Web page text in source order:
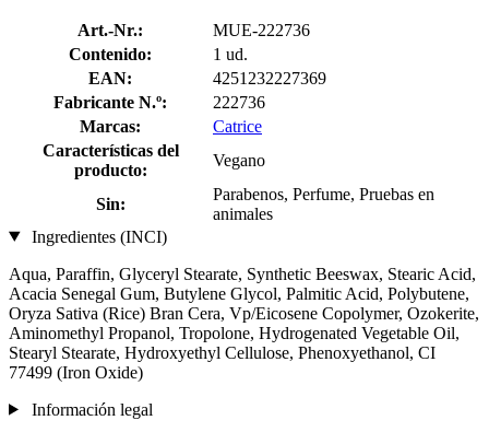
Art.-Nr.:
MUE-222736
Contenido:
1 ud.
EAN:
4251232227369
Fabricante N.º:
222736
Marcas:
Catrice
Características del
producto:
Vegano
Sin:
Parabenos, Perfume, Pruebas en
animales
Ingredientes (INCI)
Aqua, Paraffin, Glyceryl Stearate, Synthetic Beeswax, Stearic Acid,
Acacia Senegal Gum, Butylene Glycol, Palmitic Acid, Polybutene,
Oryza Sativa (Rice) Bran Cera, Vp/Eicosene Copolymer, Ozokerite,
Aminomethyl Propanol, Tropolone, Hydrogenated Vegetable Oil,
Stearyl Stearate, Hydroxyethyl Cellulose, Phenoxyethanol, CI
77499 (Iron Oxide)
Información legal